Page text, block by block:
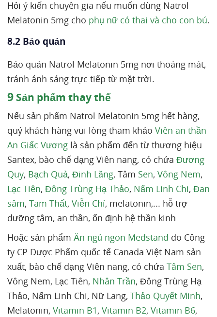
Hỏi ý kiến chuyên gia nếu muốn dùng Natrol
Melatonin 5mg cho phụ nữ có thai và cho con bú.
8.2 Bảo quản
Bảo quản Natrol Melatonin 5mg nơi thoáng mát,
tránh ánh sáng trực tiếp từ mặt trời.
9 Sản phẩm thay thế
Nếu sản phẩm Natrol Melatonin 5mg hết hàng,
quý khách hàng vui lòng tham khảo Viên an thần
An Giấc Vương là sản phẩm đến từ thương hiệu
Santex, bào chế dạng Viên nang, có chứa Đương
Quy, Bạch Quả, Đinh Lăng, Tâm Sen, Vông Nem,
Lạc Tiên, Đông Trùng Hạ Thảo, Nấm Linh Chi, Đan
sâm, Tam Thất, Viễn Chí, melatonin,... hỗ trợ
dưỡng tâm, an thần, ổn định hệ thần kinh
Hoặc sản phẩm Ăn ngủ ngon Medstand do Công
ty CP Dược Phẩm quốc tế Canada Việt Nam sản
xuất, bào chế dạng Viên nang, có chứa Tâm Sen,
Vông Nem, Lạc Tiên, Nhân Trần, Đông Trùng Hạ
Thảo, Nấm Linh Chi, Nữ Lang, Thảo Quyết Minh,
Melatonin, Vitamin B1, Vitamin B2, Vitamin B6,